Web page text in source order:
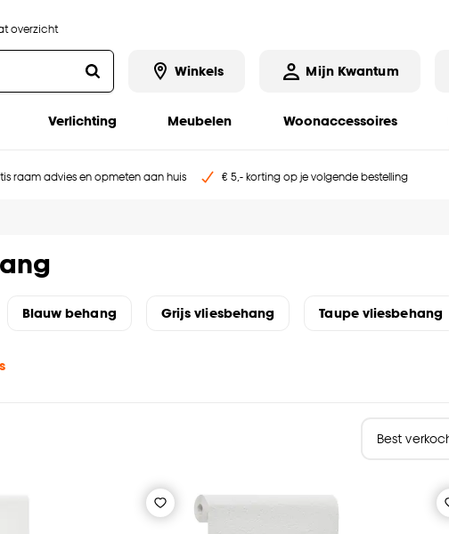
overzicht
Winkels Mijn Kwantum
Verlichting Meubelen Woonaccessoires
raam advies en opmeten aan huis € 5,- korting op je volgende bestelling
Blauw behang Grijs vliesbehang Taupe vliesbehang